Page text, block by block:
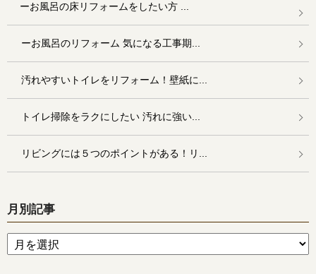
ーお風呂の床リフォームをしたい方 ...
ーお風呂のリフォーム 気になる工事期...
汚れやすいトイレをリフォーム！壁紙に...
トイレ掃除をラクにしたい 汚れに強い...
リビングには５つのポイントがある！リ...
月別記事